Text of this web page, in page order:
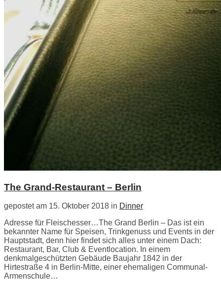
The Grand-Restaurant – Berlin
gepostet am 15. Oktober 2018 in Dinner
Adresse für Fleischesser…The Grand Berlin – Das ist ein
bekannter Name für Speisen, Trinkgenuss und Events in der
Hauptstadt, denn hier findet sich alles unter einem Dach:
Restaurant, Bar, Club & Eventlocation. In einem
denkmalgeschützten Gebäude Baujahr 1842 in der
Hirtestraße 4 in Berlin-Mitte, einer ehemaligen Communal-
Armenschule…